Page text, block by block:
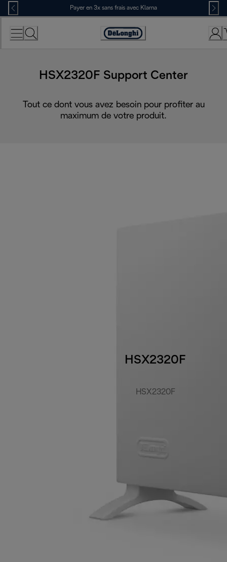
Skip
to
Content
Payer en 3x sans frais avec Klarna
Déclaration
HSX2320F Support Center
Tout ce dont vous avez besoin pour profiter au
maximum de votre produit.
HSX2320F
HSX2320F